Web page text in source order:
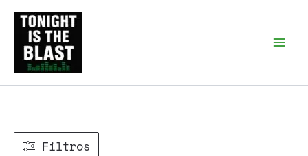
contenido
Filtros